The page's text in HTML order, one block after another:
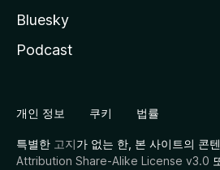
Bluesky
Podcast
개인 정보 쿠키 법률
특별한 고지가 없는 한, 본 사이트의 콘
Attribution Share-Alike License v3.0